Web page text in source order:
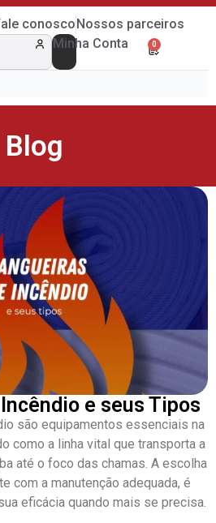
conoscoNossos parceiros
Minha Conta
0
Blog
e seus Tipos
são equipamentos essenciais na
como a linha vital que transporta a
até o foco das chamas. A escolha
com a manutenção adequada, é
eficácia quando mais se precisa.